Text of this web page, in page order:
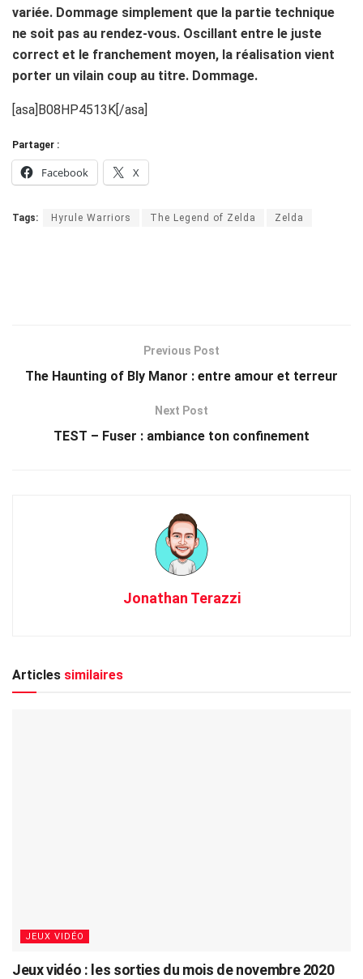
variée. Dommage simplement que la partie technique
ne soit pas au rendez-vous. Oscillant entre le juste
correct et le franchement moyen, la réalisation vient
porter un vilain coup au titre. Dommage.
[asa]B08HP4513K[/asa]
Partager :
Facebook X
Tags: Hyrule Warriors The Legend of Zelda Zelda
Previous Post
The Haunting of Bly Manor : entre amour et terreur
Next Post
TEST – Fuser : ambiance ton confinement
Jonathan Terazzi
Articles similaires
JEUX VIDÉO
Jeux vidéo : les sorties du mois de novembre 2020